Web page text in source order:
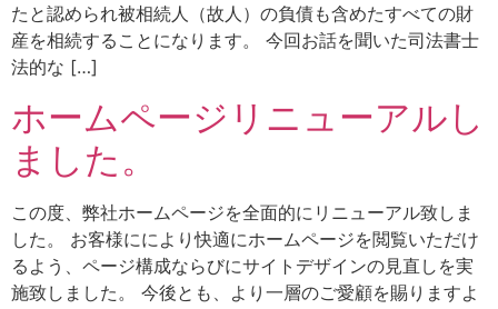
たと認められ被相続人（故人）の負債も含めたすべての財
産を相続することになります。 今回お話を聞いた司法書士
法的な […]
ホームページリニューアルし
ました。
この度、弊社ホームページを全面的にリニューアル致しま
した。 お客様ににより快適にホームページを閲覧いただけ
るよう、ページ構成ならびにサイトデザインの見直しを実
施致しました。 今後とも、より一層のご愛顧を賜りますよ